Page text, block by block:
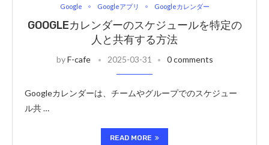
Google Googleアプリ Googleカレンダー
GOOGLEカレンダーのスケジュールを特定の
人と共有する方法
byF-cafe 2025-03-31 0 comments
Googleカレンダーは、チームやグループでのスケジュー
ル共 …
READ MORE